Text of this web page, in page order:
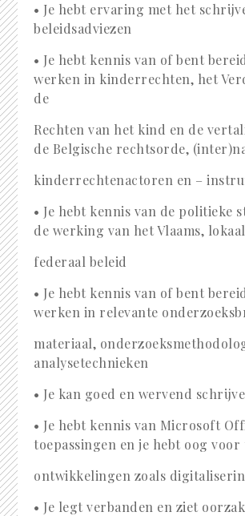
• Je hebt ervaring met het
beleidsadviezen
• Je hebt kennis van of bent
werken in kinderrechten, het
de
Rechten van het kind en de
de Belgische rechtsorde,
kinderrechtenactoren en –
• Je hebt kennis van de politieke
de werking van het Vlaams,
federaal beleid
• Je hebt kennis van of bent
werken in relevante
materiaal,
analysetechnieken
• Je kan goed en wervend
• Je hebt kennis van Microsoft
toepassingen en je hebt oog
ontwikkelingen zoals
• Je legt verbanden en ziet